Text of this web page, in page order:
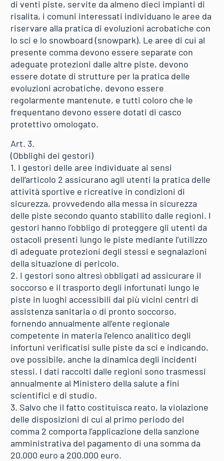
di venti piste, servite da almeno dieci impianti di
risalita, i comuni interessati individuano le aree da
riservare alla pratica di evoluzioni acrobatiche con
lo sci e lo snowboard (snowpark). Le aree di cui al
presente comma devono essere separate con
adeguate protezioni dalle altre piste, devono
essere dotate di strutture per la pratica delle
evoluzioni acrobatiche, devono essere
regolarmente mantenute, e tutti coloro che le
frequentano devono essere dotati di casco
protettivo omologato.
Art. 3.
(Obblighi dei gestori)
1. I gestori delle aree individuate ai sensi
dell’articolo 2 assicurano agli utenti la pratica delle
attività sportive e ricreative in condizioni di
sicurezza, provvedendo alla messa in sicurezza
delle piste secondo quanto stabilito dalle regioni. I
gestori hanno l’obbligo di proteggere gli utenti da
ostacoli presenti lungo le piste mediante l’utilizzo
di adeguate protezioni degli stessi e segnalazioni
della situazione di pericolo.
2. I gestori sono altresì obbligati ad assicurare il
soccorso e il trasporto degli infortunati lungo le
piste in luoghi accessibili dai più vicini centri di
assistenza sanitaria o di pronto soccorso,
fornendo annualmente all’ente regionale
competente in materia l’elenco analitico degli
infortuni verificatisi sulle piste da sci e indicando,
ove possibile, anche la dinamica degli incidenti
stessi. I dati raccolti dalle regioni sono trasmessi
annualmente al Ministero della salute a fini
scientifici e di studio.
3. Salvo che il fatto costituisca reato, la violazione
delle disposizioni di cui al primo periodo del
comma 2 comporta l’applicazione della sanzione
amministrativa del pagamento di una somma da
20.000 euro a 200.000 euro.